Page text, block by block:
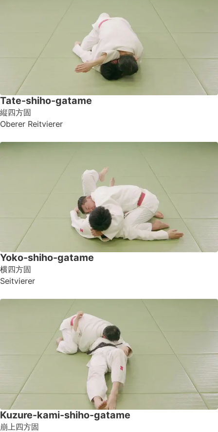
Tate-shiho-gatame
縦四方固
Oberer Reitvierer
Yoko-shiho-gatame
横四方固
Seitvierer
Kuzure-kami-shiho-gatame
崩上四方固